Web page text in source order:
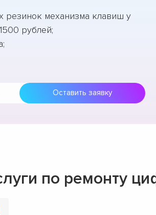
резинок механизма клавиш у
рублей;
Оставить заявку
по ремонту